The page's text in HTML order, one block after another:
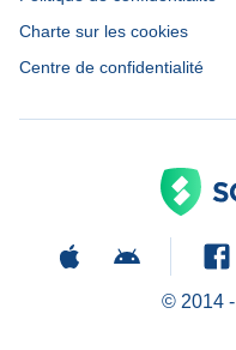
Charte sur les cookies
Centre de confidentialité
© 2014 -